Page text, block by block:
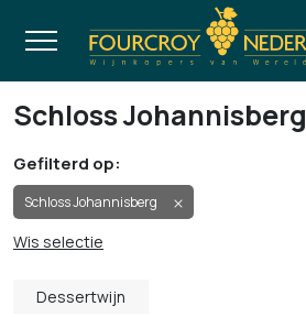
Schloss Johannisberg
Gefilterd op:
Schloss Johannisberg
Wis selectie
Dessertwijn